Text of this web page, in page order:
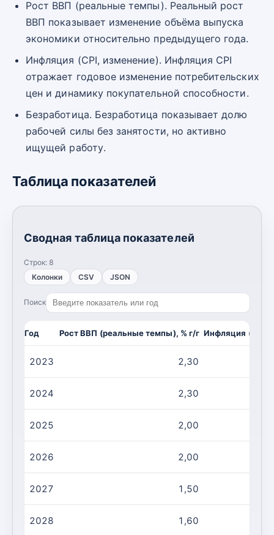
Рост ВВП (реальные темпы). Реальный рост
ВВП показывает изменение объёма выпуска
экономики относительно предыдущего года.
Инфляция (CPI, изменение). Инфляция CPI
отражает годовое изменение потребительских
цен и динамику покупательной способности.
Безработица. Безработица показывает долю
рабочей силы без занятости, но активно
ищущей работу.
Таблица показателей
Сводная таблица показателей
Строк: 8
Колонки
CSV JSON
Поиск
Год Рост ВВП (реальные темпы), % г/г Инфляция (CPI,
2023 2,30
2024 2,30
2025 2,00
2026 2,00
2027 1,50
2028 1,60